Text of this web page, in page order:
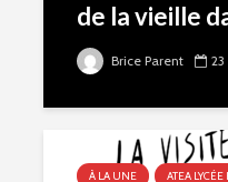
de la vieille
Brice Parent
À LA UNE ATEA